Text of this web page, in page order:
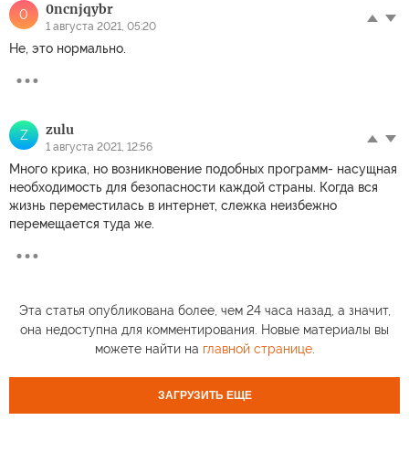
0 0ncnjqybr
1 августа 2021, 05:20
Не, это нормально.
Z zulu
1 августа 2021, 12:56
Много крика, но возникновение подобных программ- насущная
необходимость для безопасности каждой страны. Когда вся
жизнь переместилась в интернет, слежка неизбежно
перемещается туда же.
Эта статья опубликована более, чем 24 часа назад, а значит,
она недоступна для комментирования. Новые материалы вы
можете найти на главной странице.
ЗАГРУЗИТЬ ЕЩЕ